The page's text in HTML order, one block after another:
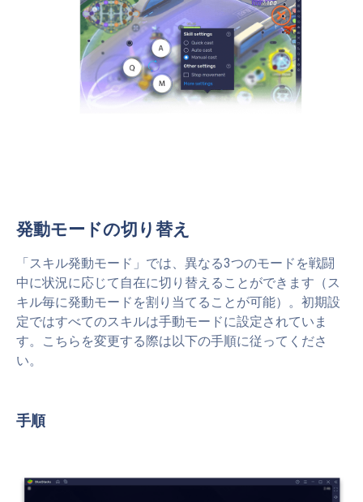
発動モードの切り替え
「スキル発動モード」では、異なる3つのモードを戦闘
中に状況に応じて自在に切り替えることができます（ス
キル毎に発動モードを割り当てることが可能）。初期設
定ではすべてのスキルは手動モードに設定されていま
す。こちらを変更する際は以下の手順に従ってくださ
い。
手順